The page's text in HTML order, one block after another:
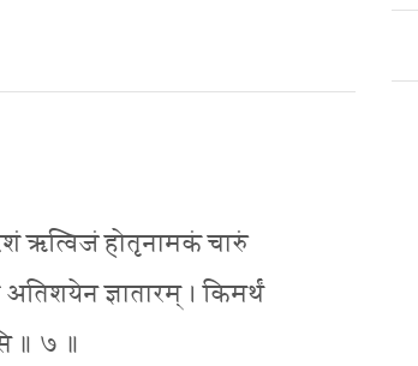
ऋत्विजं होतृनामकं चारुं
ज्ञातारम् । किमर्थं
॥ ७ ॥